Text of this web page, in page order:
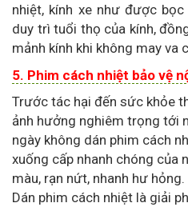
nhiệt, kính xe như được
duy trì tuổi thọ của kính,
mảnh kính khi không may va
5. Phim cách nhiệt bảo vệ
Trước tác hại đến sức khỏe
ảnh hưởng nghiêm trọng tới
ngày không dán phim cách
xuống cấp nhanh chóng của
màu, rạn nứt, nhanh hư hỏng.
Dán phim cách nhiệt là giải